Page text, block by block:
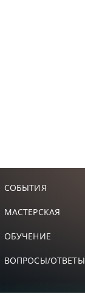
СОБЫТИЯ
МАСТЕРСКАЯ
ОБУЧЕНИЕ
ВОПРОСЫ/ОТВЕТЫ